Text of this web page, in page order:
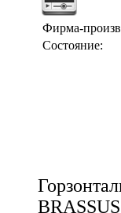
Фирма-
Состояние: